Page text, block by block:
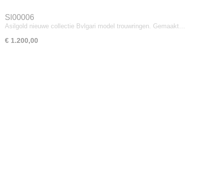
Sl00006
Asilgold nieuwe collectie Bvlgari model trouwringen. Gemaakt…
€ 1.200,00